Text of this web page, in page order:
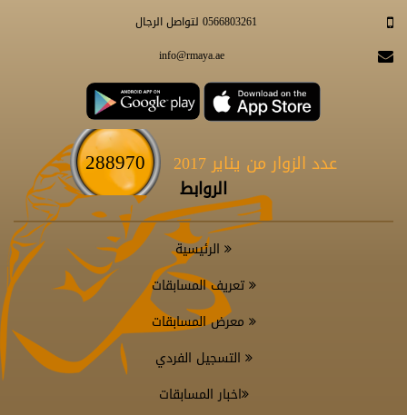
0566803261 لتواصل الرجال
info@rmaya.ae
عدد الزوار من يناير 2017 288970
الروابط
الرئيسية
تعريف المسابقات
معرض المسابقات
التسجيل الفردي
اخبار المسابقات